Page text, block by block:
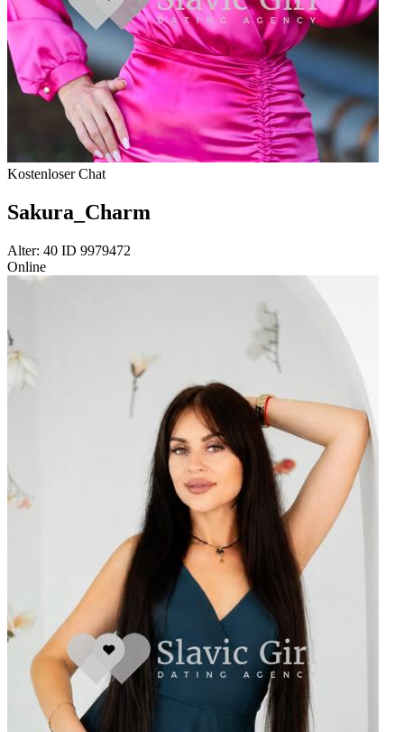
Kostenloser Chat
Sakura_Charm
Alter: 40 ID 9979472
Online